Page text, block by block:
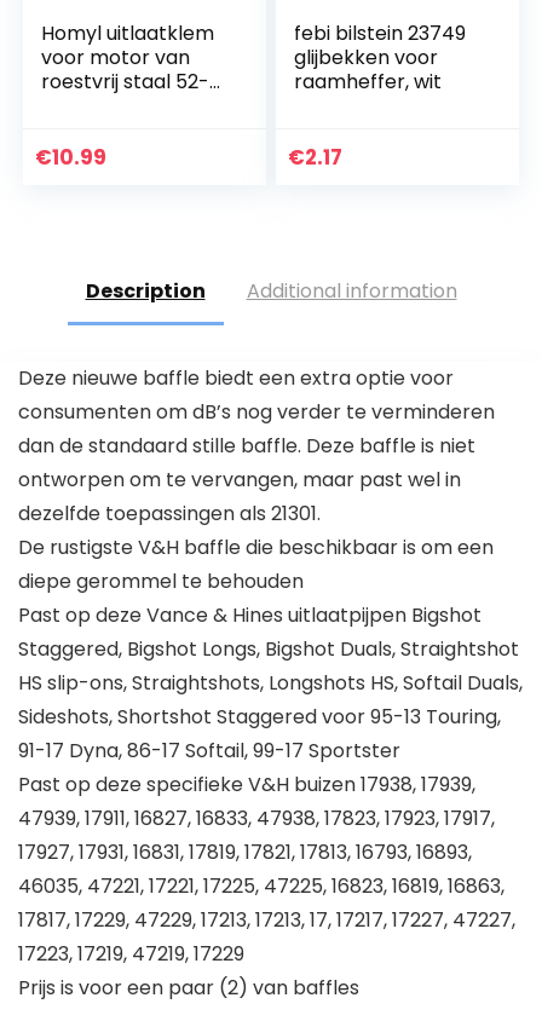
Homyl uitlaatklem
voor motor van
roestvrij staal 52-
€10.99
febi bilstein 23749
glijbekken voor
raamheffer, wit
€2.17
Description Additional information
Deze nieuwe baffle biedt een extra optie voor
consumenten om dB’s nog verder te verminderen
dan de standaard stille baffle. Deze baffle is niet
ontworpen om te vervangen, maar past wel in
dezelfde toepassingen als 21301.
De rustigste V&H baffle die beschikbaar is om een
diepe gerommel te behouden
Past op deze Vance & Hines uitlaatpijpen Bigshot
Staggered, Bigshot Longs, Bigshot Duals, Straightshot
HS slip-ons, Straightshots, Longshots HS, Softail Duals,
Sideshots, Shortshot Staggered voor 95-13 Touring,
91-17 Dyna, 86-17 Softail, 99-17 Sportster
Past op deze specifieke V&H buizen 17938, 17939,
47939, 17911, 16827, 16833, 47938, 17823, 17923, 17917,
17927, 17931, 16831, 17819, 17821, 17813, 16793, 16893,
46035, 47221, 17221, 17225, 47225, 16823, 16819, 16863,
17817, 17229, 47229, 17213, 17213, 17, 17217, 17227, 47227,
17223, 17219, 47219, 17229
Prijs is voor een paar (2) van baffles